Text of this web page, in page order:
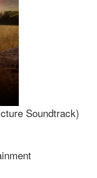
Soundtrack)